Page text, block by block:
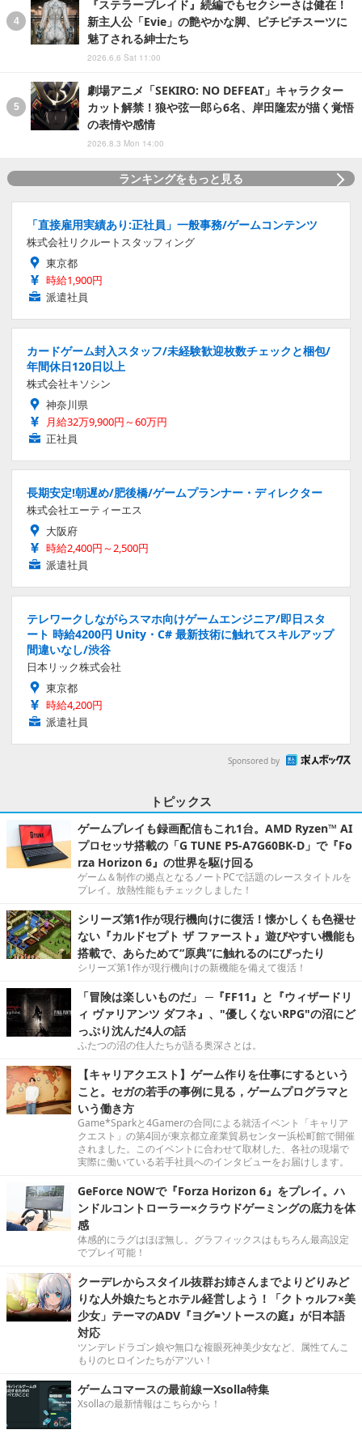
『ステラーブレイド』続編でもセクシーさは健在！
新主人公「Evie」の艶やかな脚、ピチピチスーツに
魅了される紳士たち
2026.6.6 Sat 11:00
劇場アニメ「SEKIRO: NO DEFEAT」キャラクター
カット解禁！狼や弦一郎ら6名、岸田隆宏が描く覚悟
の表情や感情
2026.8.3 Mon 14:00
ランキングをもっと見る
「直接雇用実績あり:正社員」一般事務/ゲームコンテンツ
株式会社リクルートスタッフィング
東京都
時給1,900円
派遣社員
カードゲーム封入スタッフ/未経験歓迎枚数チェックと梱包/
年間休日120日以上
株式会社キソシン
神奈川県
月給32万9,900円～60万円
正社員
長期安定!朝遅め/肥後橋/ゲームプランナー・ディレクター
株式会社エーティーエス
大阪府
時給2,400円～2,500円
派遣社員
テレワークしながらスマホ向けゲームエンジニア/即日スタ
ート 時給4200円 Unity・C# 最新技術に触れてスキルアップ
間違いなし/渋谷
日本リック株式会社
東京都
時給4,200円
派遣社員
Sponsored by
トピックス
ゲームプレイも録画配信もこれ1台。AMD Ryzen™ AI
プロセッサ搭載の「G TUNE P5-A7G60BK-D」で『Fo
rza Horizon 6』の世界を駆け回る
ゲーム＆制作の拠点となるノートPCで話題のレースタイトルを
プレイ。放熱性能もチェックしました！
シリーズ第1作が現行機向けに復活！懐かしくも色褪せ
ない『カルドセプト ザ ファースト』遊びやすい機能も
搭載で、あらためて“原典”に触れるのにぴったり
シリーズ第1作が現行機向けの新機能を備えて復活！
「冒険は楽しいものだ」 ─『FF11』と『ウィザードリ
ィ ヴァリアンツ ダフネ』、"優しくないRPG"の沼にど
っぷり沈んだ4人の話
ふたつの沼の住人たちが語る奥深さとは。
【キャリアクエスト】ゲーム作りを仕事にするという
こと。セガの若手の事例に見る，ゲームプログラマと
いう働き方
Game*Sparkと4Gamerの合同による就活イベント「キャリア
クエスト」の第4回が東京都立産業貿易センター浜松町館で開催
されました。このイベントに合わせて取材した、各社の現場で
実際に働いている若手社員へのインタビューをお届けします。
GeForce NOWで『Forza Horizon 6』をプレイ。ハ
ンドルコントローラー×クラウドゲーミングの底力を体
感
体感的にラグはほぼ無し。グラフィックスはもちろん最高設定
でプレイ可能！
クーデレからスタイル抜群お姉さんまでよりどりみど
りな人外娘たちとホテル経営しよう！「クトゥルフ×美
少女」テーマのADV『ヨグ=ソトースの庭』が日本語
対応
ツンデレドラゴン娘や無口な複眼死神美少女など、属性てんこ
もりのヒロインたちがアツい！
ゲームコマースの最前線ーXsolla特集
Xsollaの最新情報はこちらから！